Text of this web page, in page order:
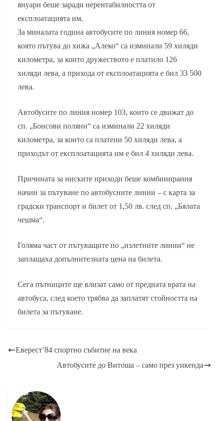
януари беше заради нерентабилността от
експлоатацията им.
За миналата година автобусите по линия номер 66,
която пътува до хижа „Алеко“ са изминали 59 хиляди
километра, за които дружеството е платило 126
хиляди лева, а приходa от експлоатацията е бил 33 500
лева.
Автобусите по линия номер 103, които се движат до
сп. „Бонсови поляни“ са изминали 22 хиляди
километра, за които са платени 50 хиляди лева, а
приходът от експлоатацията им е бил 4 хиляди лева.
Причината за ниските приходи беше комбинирания
начин за пътуване по автобусните линии – с карта за
градски транспорт и билет от 1,50 лв. след сп. „Бялата
чешма“.
Голяма част от пътуващите по „излетните линии“ не
заплащаха допълнителната цена на билета.
Сега пътниците ще влизат само от предната врата на
автобуса, след което трябва да заплатят стойността на
билета за пътуване.
Еверест’84 спортно събитие на века
Автобусите до Витоша – само през уикенда